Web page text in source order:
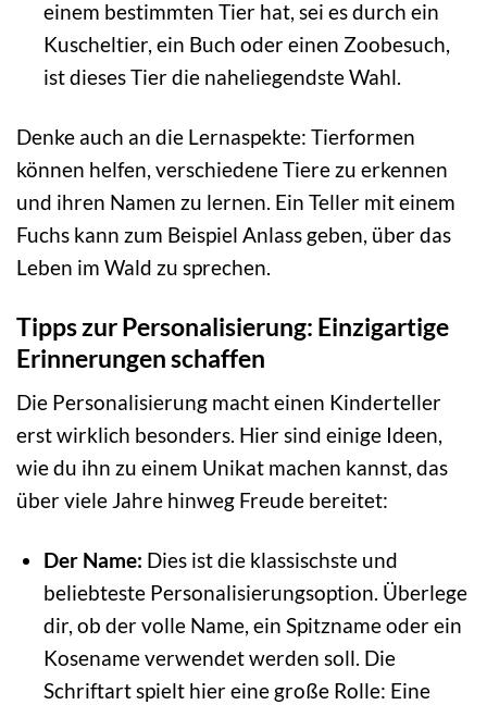
einem bestimmten Tier hat, sei es durch ein
Kuscheltier, ein Buch oder einen Zoobesuch,
ist dieses Tier die naheliegendste Wahl.
Denke auch an die Lernaspekte: Tierformen
können helfen, verschiedene Tiere zu erkennen
und ihren Namen zu lernen. Ein Teller mit einem
Fuchs kann zum Beispiel Anlass geben, über das
Leben im Wald zu sprechen.
Tipps zur Personalisierung: Einzigartige
Erinnerungen schaffen
Die Personalisierung macht einen Kinderteller
erst wirklich besonders. Hier sind einige Ideen,
wie du ihn zu einem Unikat machen kannst, das
über viele Jahre hinweg Freude bereitet:
Der Name: Dies ist die klassischste und
beliebteste Personalisierungsoption. Überlege
dir, ob der volle Name, ein Spitzname oder ein
Kosename verwendet werden soll. Die
Schriftart spielt hier eine große Rolle: Eine